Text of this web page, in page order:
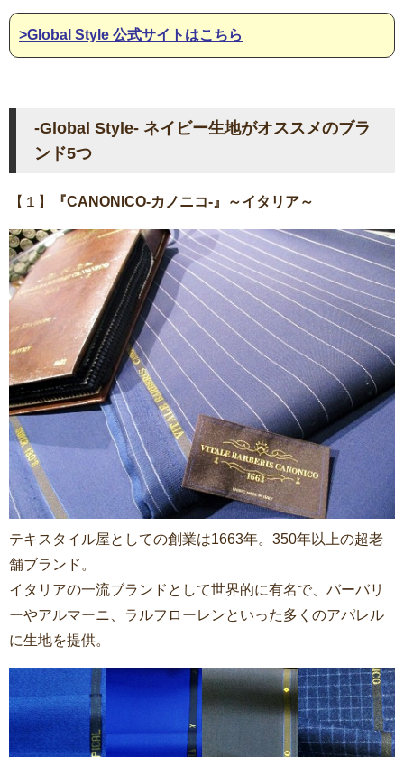
>Global Style 公式サイトはこちら
-Global Style- ネイビー生地がオススメのブラ
ンド5つ
【１】 『CANONICO-カノニコ-』～イタリア～
テキスタイル屋としての創業は1663年。350年以上の超老
舗ブランド。
イタリアの一流ブランドとして世界的に有名で、バーバリ
ーやアルマーニ、ラルフローレンといった多くのアパレル
に生地を提供。